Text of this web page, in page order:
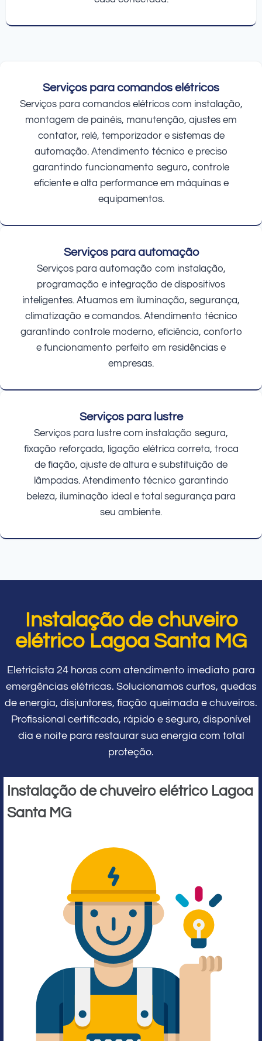
Serviços para comandos elétricos
Serviços para comandos elétricos com instalação,
montagem de painéis, manutenção, ajustes em
contator, relé, temporizador e sistemas de
automação. Atendimento técnico e preciso
garantindo funcionamento seguro, controle
eficiente e alta performance em máquinas e
equipamentos.
Serviços para automação
Serviços para automação com instalação,
programação e integração de dispositivos
inteligentes. Atuamos em iluminação, segurança,
climatização e comandos. Atendimento técnico
garantindo controle moderno, eficiência, conforto
e funcionamento perfeito em residências e
empresas.
Serviços para lustre
Serviços para lustre com instalação segura,
fixação reforçada, ligação elétrica correta, troca
de fiação, ajuste de altura e substituição de
lâmpadas. Atendimento técnico garantindo
beleza, iluminação ideal e total segurança para
seu ambiente.
Instalação de chuveiro
elétrico Lagoa Santa MG
Eletricista 24 horas com atendimento imediato para
emergências elétricas. Solucionamos curtos, quedas
de energia, disjuntores, fiação queimada e chuveiros.
Profissional certificado, rápido e seguro, disponível
dia e noite para restaurar sua energia com total
proteção.
Instalação de chuveiro elétrico Lagoa
Santa MG